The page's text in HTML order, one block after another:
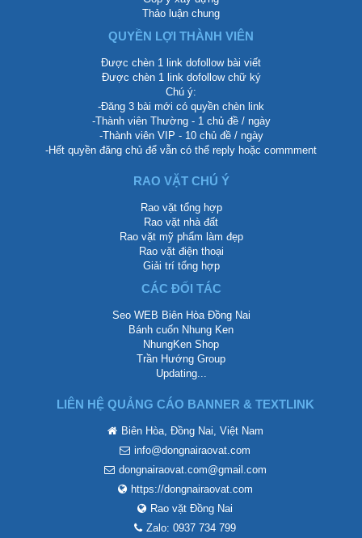
Thảo luận chung
QUYỀN LỢI THÀNH VIÊN
Được chèn 1 link dofollow bài viết
Được chèn 1 link dofollow chữ ký
Chú ý:
-Đăng 3 bài mới có quyền chèn link
-Thành viên Thường - 1 chủ đề / ngày
-Thành viên VIP - 10 chủ đề / ngày
-Hết quyền đăng chủ để vẫn có thể reply hoặc commment
RAO VẶT CHÚ Ý
Rao vặt tổng hợp
Rao vặt nhà đất
Rao vặt mỹ phẩm làm đẹp
Rao vặt điện thoại
Giải trí tổng hợp
CÁC ĐỐI TÁC
Seo WEB Biên Hòa Đồng Nai
Bánh cuốn Nhung Ken
NhungKen Shop
Trần Hướng Group
Updating...
LIÊN HỆ QUẢNG CÁO BANNER & TEXTLINK
Biên Hòa, Đồng Nai, Việt Nam
info@dongnairaovat.com
dongnairaovat.com@gmail.com
https://dongnairaovat.com
Rao vặt Đồng Nai
Zalo: 0937 734 799